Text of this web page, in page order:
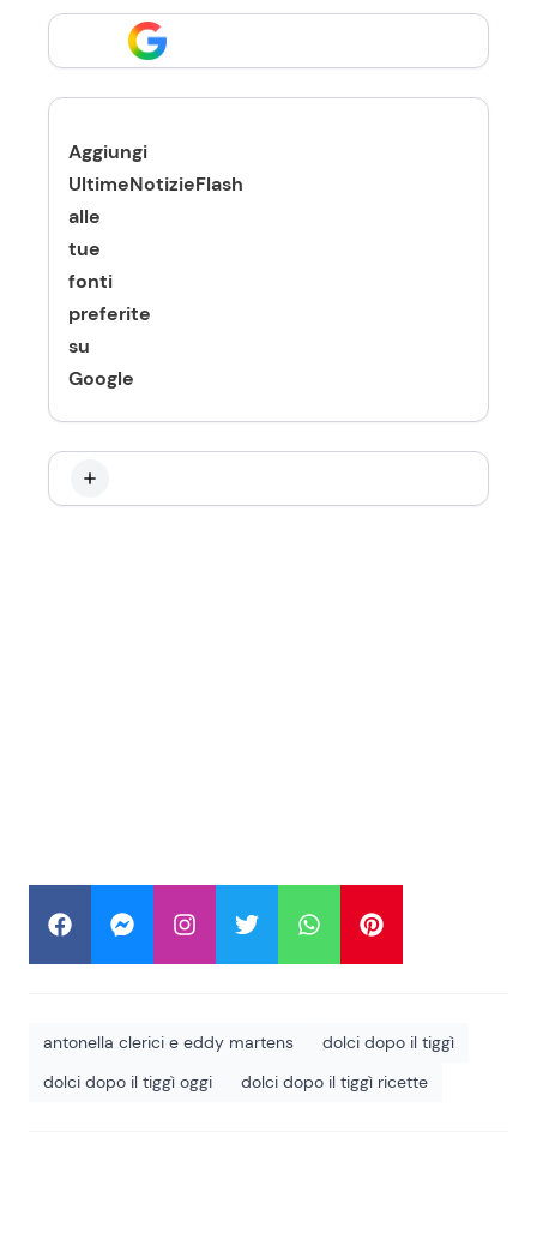
Aggiungi
UltimeNotizieFlash
alle
tue
fonti
preferite
su
Google
antonella clerici e eddy martens
dolci dopo il tiggì
dolci dopo il tiggì oggi
dolci dopo il tiggì ricette